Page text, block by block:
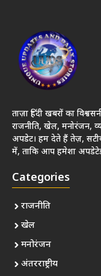
ताज़ा हिंदी खबरों का
राजनीति, खेल, मनोरंजन,
अपडेट। हम देते हैं तेज़,
में, ताकि आप हमेशा
Categories
राजनीति
खेल
मनोरंजन
अंतरराष्ट्रीय